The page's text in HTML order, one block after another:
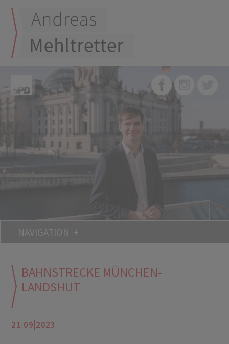
NAVIGATION
BAHNSTRECKE MÜNCHEN-
LANDSHUT
21|09|2023